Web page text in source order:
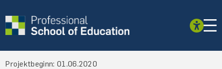
Projektbeginn: 01.06.2020